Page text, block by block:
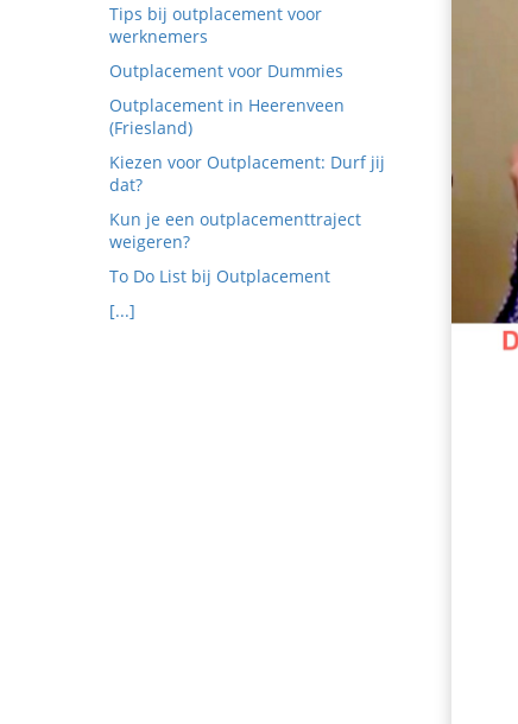
Tips bij outplacement voor
werknemers
Outplacement voor Dummies
Outplacement in Heerenveen
(Friesland)
Kiezen voor Outplacement: Durf jij
dat?
Kun je een outplacementtraject
weigeren?
To Do List bij Outplacement
[...]
van deze